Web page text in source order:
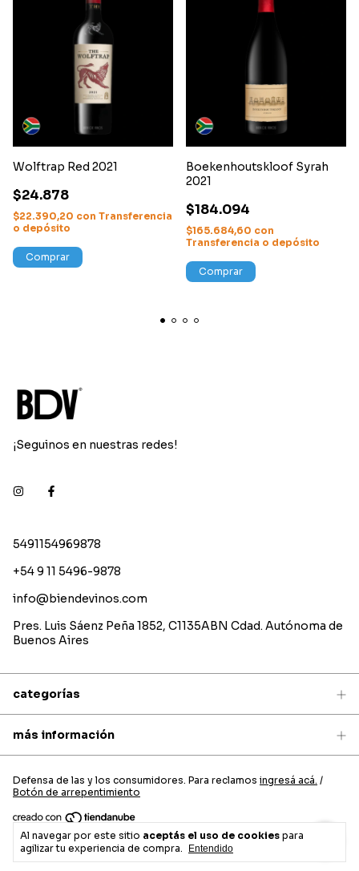
Al navegar por este sitio aceptás el uso de cookies para
agilizar tu experiencia de compra.
Entendido
Wolftrap Red 2021
$24.878
$22.390,20 con Transferencia
o depósito
Comprar
Boekenhoutskloof Syrah
2021
$184.094
$165.684,60 con
Transferencia o depósito
Comprar
¡Seguinos en nuestras redes!
5491154969878
+54 9 11 5496-9878
info@biendevinos.com
Pres. Luis Sáenz Peña 1852, C1135ABN Cdad. Autónoma de
Buenos Aires
categorías
más información
Defensa de las y los consumidores. Para reclamos ingresá acá. /
Botón de arrepentimiento
Copyright Bien de vinos - 2026. Todos los derechos reservados.